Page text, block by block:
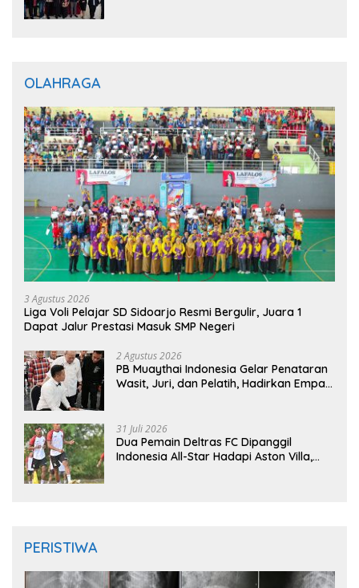
OLAHRAGA
3 Agustus 2026
Liga Voli Pelajar SD Sidoarjo Resmi Bergulir, Juara 1
Dapat Jalur Prestasi Masuk SMP Negeri
2 Agustus 2026
PB Muaythai Indonesia Gelar Penataran
Wasit, Juri, dan Pelatih, Hadirkan Empat
31 Juli 2026
Dua Pemain Deltras FC Dipanggil
Indonesia All-Star Hadapi Aston Villa,
PERISTIWA